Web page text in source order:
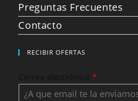
Preguntas Frecuentes
Contacto
RECIBIR OFERTAS
Correo electrónico*